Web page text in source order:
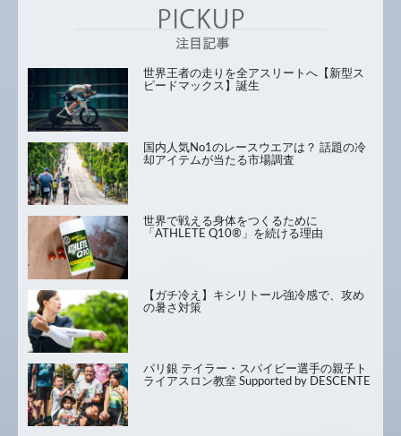
世界王者の走りを全アスリートへ【新型ス
ピードマックス】誕生
国内人気No1のレースウエアは？ 話題の冷
却アイテムが当たる市場調査
世界で戦える身体をつくるために
「ATHLETE Q10®」を続ける理由
【ガチ冷え】キシリトール強冷感で、攻め
の暑さ対策
パリ銀 テイラー・スパイビー選手の親子ト
ライアスロン教室 Supported by DESCENTE